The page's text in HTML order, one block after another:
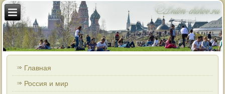
Главная
Россия и мир